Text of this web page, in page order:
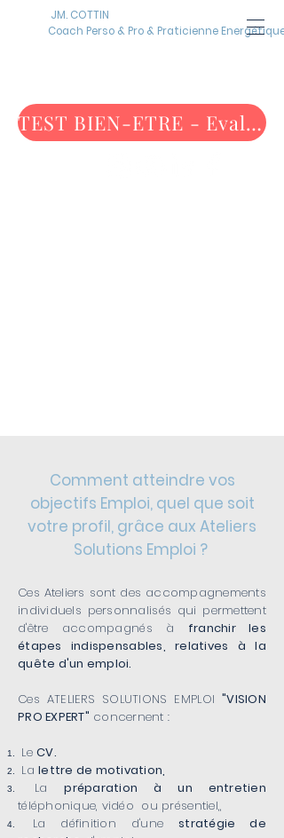
Coach Perso & Pro & Praticienne Energétique
JM. COTTIN
TEST BIEN-ETRE - Evaluez-vous maintenant !
Comment atteindre vos
objectifs Emploi, quel que soit
votre profil, grâce aux Ateliers
Solutions Emploi ?
Ces Ateliers sont des accompagnements
individuels personnalisés qui permettent
d'être accompagnés à franchir les
étapes indispensables, relatives à la
quête d'un emploi.
Ces ATELIERS SOLUTIONS EMPLOI"VISION
PRO EXPERT" concernent :
LeCV.
Lalettre de motivation,
Lapréparation à un entretien
téléphonique, vidéo ou présentiel,,
La définition d'une stratégie de